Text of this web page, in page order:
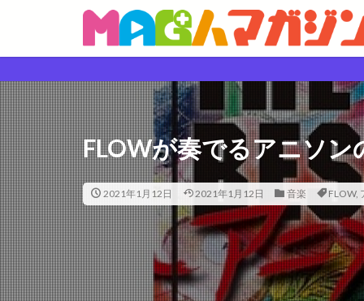
FLOWが奏でるアニソン
2021年1月12日 2021年1月12日 音楽 FLOW,